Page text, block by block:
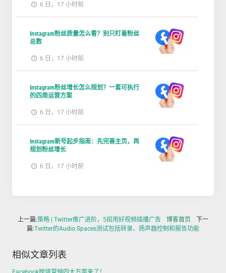
6 日，17 小时前
Instagram粉丝质量怎么看？别只盯着粉丝
总数
6 日，17 小时前
Instagram粉丝增长怎么规划？一套可执行
的四周运营方案
6 日，17 小时前
Instagram新号起步指南：先完善主页，再
规划粉丝增长
6 日，17 小时前
上一篇:策略 | Twitter推广进阶，5招用好视频插播广告 博客首页
下一
篇:Twitter的Audio Spaces测试包括转录、扬声器控制和报告功能
相似文章列表